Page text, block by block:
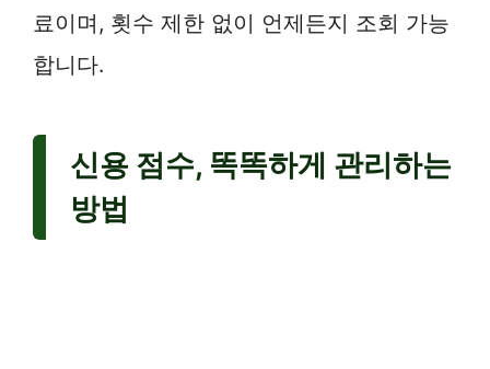
료이며, 횟수 제한 없이 언제든지 조회 가능
합니다.
신용 점수, 똑똑하게 관리하는
방법